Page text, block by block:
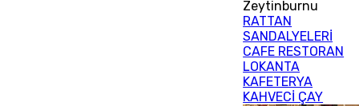
Zeytinburnu
RATTAN
SANDALYELERİ
CAFE RESTORAN
LOKANTA
KAFETERYA
KAHVECİ ÇAY